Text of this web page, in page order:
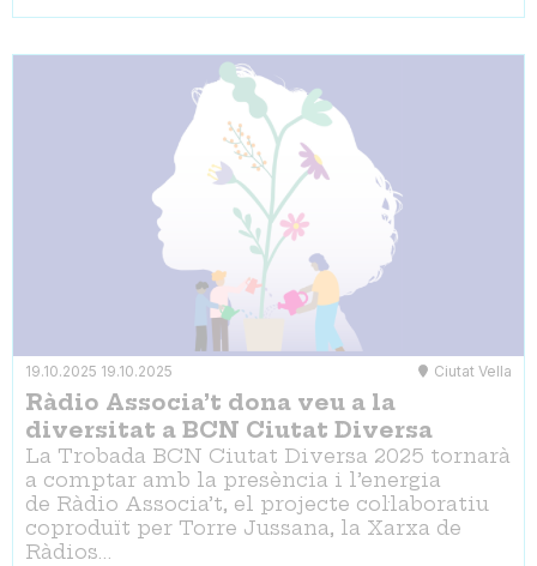
19.10.2025 19.10.2025 Ciutat Vella
Ràdio Associa’t dona veu a la
diversitat a BCN Ciutat Diversa
La Trobada BCN Ciutat Diversa 2025 tornarà
a comptar amb la presència i l’energia
de Ràdio Associa’t, el projecte col·laboratiu
coproduït per Torre Jussana, la Xarxa de
Ràdios…